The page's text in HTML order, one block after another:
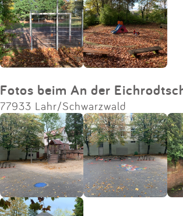
Fotos beim An der
77933 Lahr/Schwarzwald